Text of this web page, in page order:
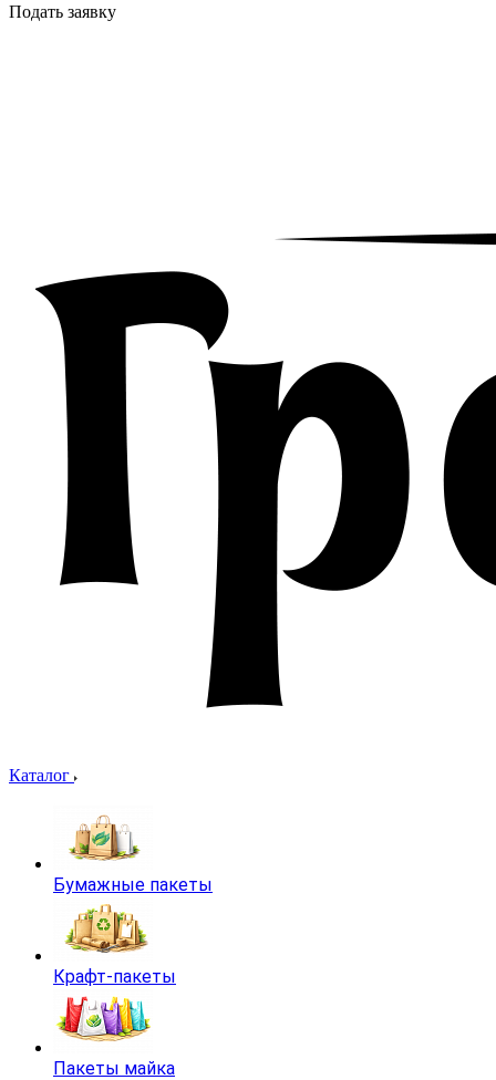
Подать заявку
Каталог
Бумажные пакеты
Крафт-пакеты
Пакеты майка